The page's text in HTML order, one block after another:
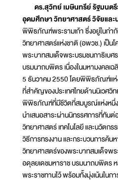
ดร.สุวิทย์ เมษินทรีย์ รัฐมนตรี
อุดมศึกษา วิทยาศาสตร์ วิจัยและ
พิพิธภัณฑ์พระรามเก้า ซึ่งอยู่ในก
วิทยาศาสตร์แห่งชาติ (อพวช.) เป็นโ
พระบาทสมเด็จพระบรมชนกาธิเบ
บรมนาถบพิตร เนื่องในมหามงคลเ
5 ธันวาคม 2550 โดยพิพิธภัณฑ์แห่
ที่สำคัญของประเทศไทยด้านนิเวศวิ
พิพิธภัณฑ์ที่มีชีวิตที่สมบูรณ์แห่งหนึ่ง
นำเสนอสาระผ่านนิทรรศการที่ทันต่
วิทยาศาสตร์ เทคโนโลยี และนวัตก
วิธีการทรงงาน และกระบวนการค้
วิทยาศาสตร์ของพระบาทสมเด็จพ
อดุลยเดชมหาราช บรมนาถบพิตร
พระราชทานไว้ พร้อมทั้งมุ่งเน้นในก